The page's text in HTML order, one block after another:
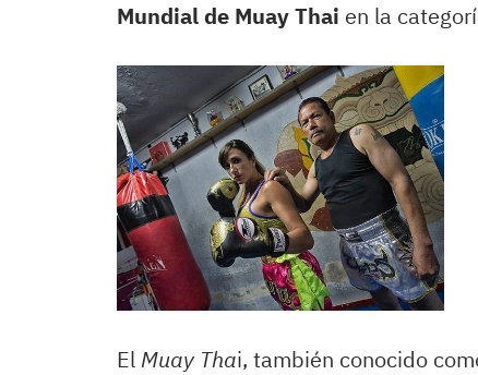
Mundial de Muay Thai en la
ElMuay Thai, también conocido